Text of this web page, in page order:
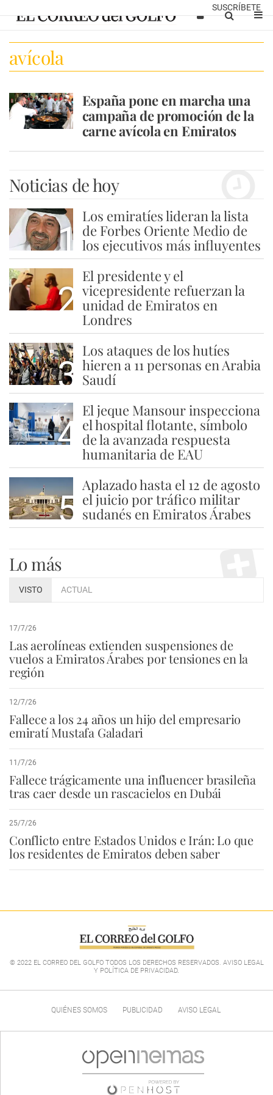
SUSCRÍBETE
avícola
España pone en marcha una
campaña de promoción de la
carne avícola en Emiratos
Noticias de hoy
1
Los emiratíes lideran la lista
de Forbes Oriente Medio de
los ejecutivos más influyentes
2
El presidente y el
vicepresidente refuerzan la
unidad de Emiratos en
Londres
3
Los ataques de los hutíes
hieren a 11 personas en Arabia
Saudí
4
El jeque Mansour inspecciona
el hospital flotante, símbolo
de la avanzada respuesta
humanitaria de EAU
5
Aplazado hasta el 12 de agosto
el juicio por tráfico militar
sudanés en Emiratos Árabes
Lo más
VISTO ACTUAL
17/7/26
Las aerolíneas extienden suspensiones de
vuelos a Emiratos Árabes por tensiones en la
región
12/7/26
Fallece a los 24 años un hijo del empresario
emiratí Mustafa Galadari
11/7/26
Fallece trágicamente una influencer brasileña
tras caer desde un rascacielos en Dubái
25/7/26
Conflicto entre Estados Unidos e Irán: Lo que
los residentes de Emiratos deben saber
© 2022 EL CORREO DEL GOLFO TODOS LOS DERECHOS RESERVADOS. AVISO LEGAL
Y POLÍTICA DE PRIVACIDAD.
QUIÉNES SOMOS PUBLICIDAD AVISO LEGAL